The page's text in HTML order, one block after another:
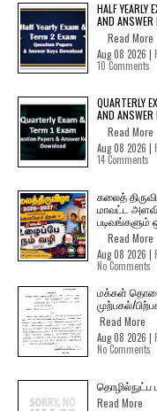
HALF YEARLY
AND ANSWER
Read More
Aug 08 2026 |
10 Comments
QUARTERLY
AND ANSWER
Read More
Aug 08 2026 |
14 Comments
கலைத்
மாவட்ட
படிவங்களும்
Read More
Aug 08 2026 |
No Comments
மக்கள் தொகை
முற்பகல்/
Read More
Aug 08 2026 |
No Comments
தொழில்நுட்ப
Read More